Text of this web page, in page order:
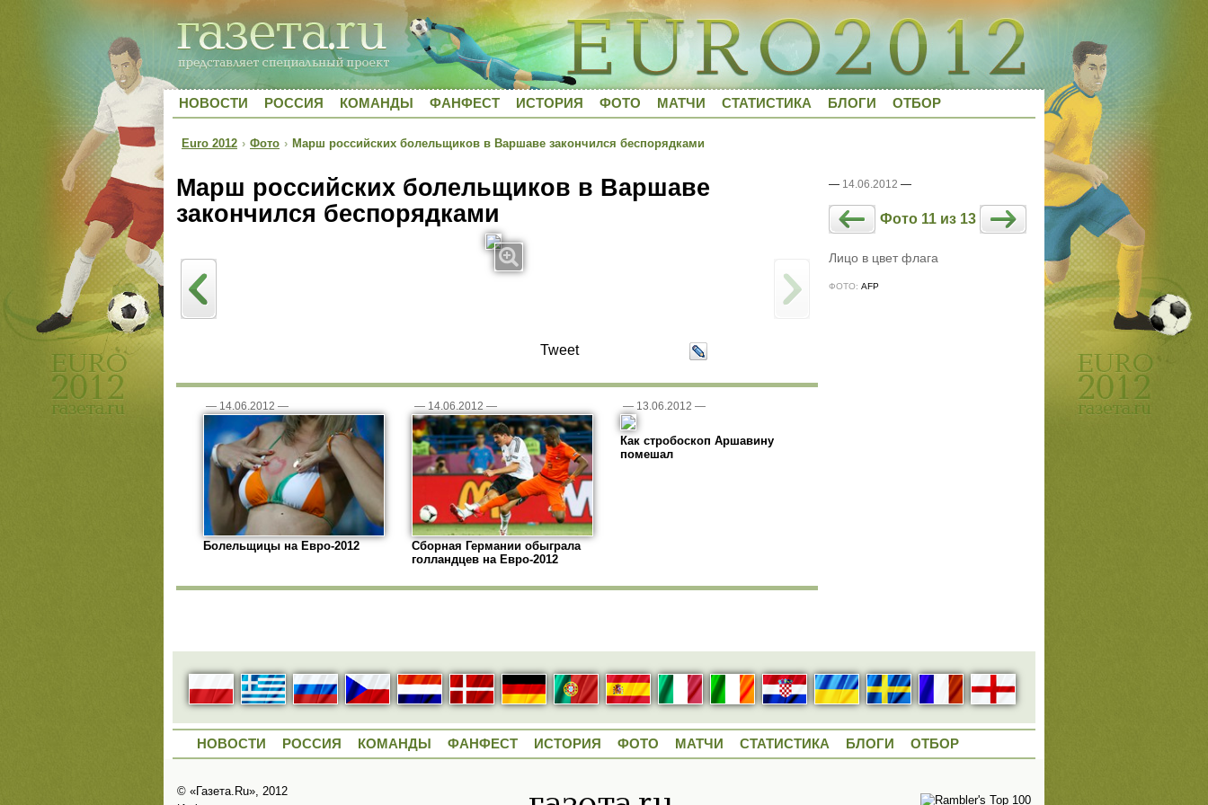
НОВОСТИ РОССИЯ КОМАНДЫ ФАНФЕСТ ИСТОРИЯ ФОТО МАТЧИ СТАТИСТИКА БЛОГИ ОТБОР
Euro 2012 › Фото › Марш российских болельщиков в Варшаве закончился беспорядками
Марш российских болельщиков в Варшаве
закончился беспорядками
Tweet
— 14.06.2012 —
Фото 11 из 13
Лицо в цвет флага
ФОТО: AFP
— 14.06.2012 —
Болельщицы на Евро-2012
— 14.06.2012 —
Сборная Германии обыграла
голландцев на Евро-2012
— 13.06.2012 —
Как стробоскоп Аршавину
помешал
НОВОСТИ РОССИЯ КОМАНДЫ ФАНФЕСТ ИСТОРИЯ ФОТО МАТЧИ СТАТИСТИКА БЛОГИ ОТБОР
© «Газета.Ru», 2012